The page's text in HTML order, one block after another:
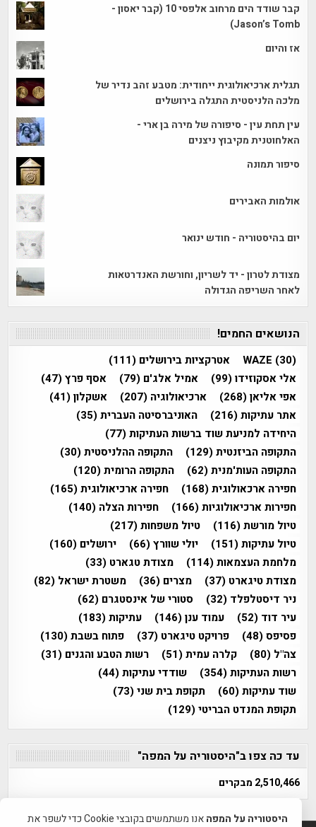
קבר שודד הים מרחוב אלפסי 10 (קבר יאסון -
Jason’s Tomb)
אז והיום
תגלית ארכיאולוגית ייחודית: מטבע זהב נדיר של
מלכה הלניסטית התגלה בירושלים
עין תחת עין - סיפורה של מירה בן ארי -
האלחוטנית מקיבוץ ניצנים
סיפור תמונה
אולמות האבירים
יום בהיסטוריה - חודש ינואר
מצודת לטרון - יד לשריון, וחורשת האנדרטאות
לאחר השריפה הגדולה
הנושאים החמים!
WAZE (30) אטרקציות בירושלים (111)
אלי אסקוזידו(99) אמיל אלג'ם (79) אסף פרץ(47)
אפי אליאן(268) ארכיאולוגיה (207) אשקלון(41)
אתר עתיקות(216) האוניברסיטה העברית(35)
היחידה למניעת שוד ברשות העתיקות(77)
התקופה הביזנטית(129) התקופה ההלניסטית(30)
התקופה העות'מנית(62) התקופה הרומית(120)
חפירה ארכאולוגית(168) חפירה ארכיאולוגית(165)
חפירות ארכיאולוגיות(166) חפירות הצלה (140)
טיול מורשת(116) טיול משפחות(217)
טיול עתיקות(151) יולי שוורץ(66) ירושלים (160)
מלחמת העצמאות(114) מצודת טגארט (33)
מצודת טיגארט (37) מצרים (36) משטרת ישראל (82)
ניר דיסטלפלד (32) סטורי של אינסטגרם (62)
עיר דוד (52) עמוד ענן(146) עתיקות(183)
פסיפס(48) פרויקט טיגארט (37) פתוח בשבת(130)
צה"ל (80) קלרה עמית(51) רשות הטבע והגנים (31)
רשות העתיקות(354) שודדי עתיקות(44)
שוד עתיקות(60) תקופת בית שני(73)
תקופת המנדט הבריטי(129)
עד כה צפו ב"היסטוריה על המפה"
2,510,466 מבקרים
היסטוריה על המפה
אנו משתמשים בקובצי Cookie כדי לשפר את